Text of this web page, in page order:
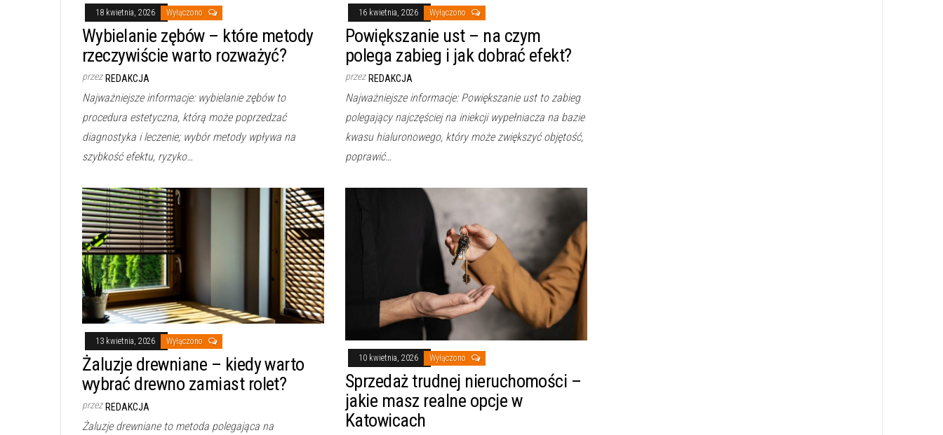
18 kwietnia, 2026 Wyłączono
Wybielanie zębów – które metody
rzeczywiście warto rozważyć?
przez REDAKCJA
Najważniejsze informacje: wybielanie zębów to
procedura estetyczna, którą może poprzedzać
diagnostyka i leczenie; wybór metody wpływa na
szybkość efektu, ryzyko…
16 kwietnia, 2026 Wyłączono
Powiększanie ust – na czym
polega zabieg i jak dobrać efekt?
przez REDAKCJA
Najważniejsze informacje: Powiększanie ust to zabieg
polegający najczęściej na iniekcji wypełniacza na bazie
kwasu hialuronowego, który może zwiększyć objętość,
poprawić…
13 kwietnia, 2026 Wyłączono
Żaluzje drewniane – kiedy warto
wybrać drewno zamiast rolet?
przez REDAKCJA
Żaluzje drewniane to metoda polegająca na
10 kwietnia, 2026 Wyłączono
Sprzedaż trudnej nieruchomości –
jakie masz realne opcje w
Katowicach